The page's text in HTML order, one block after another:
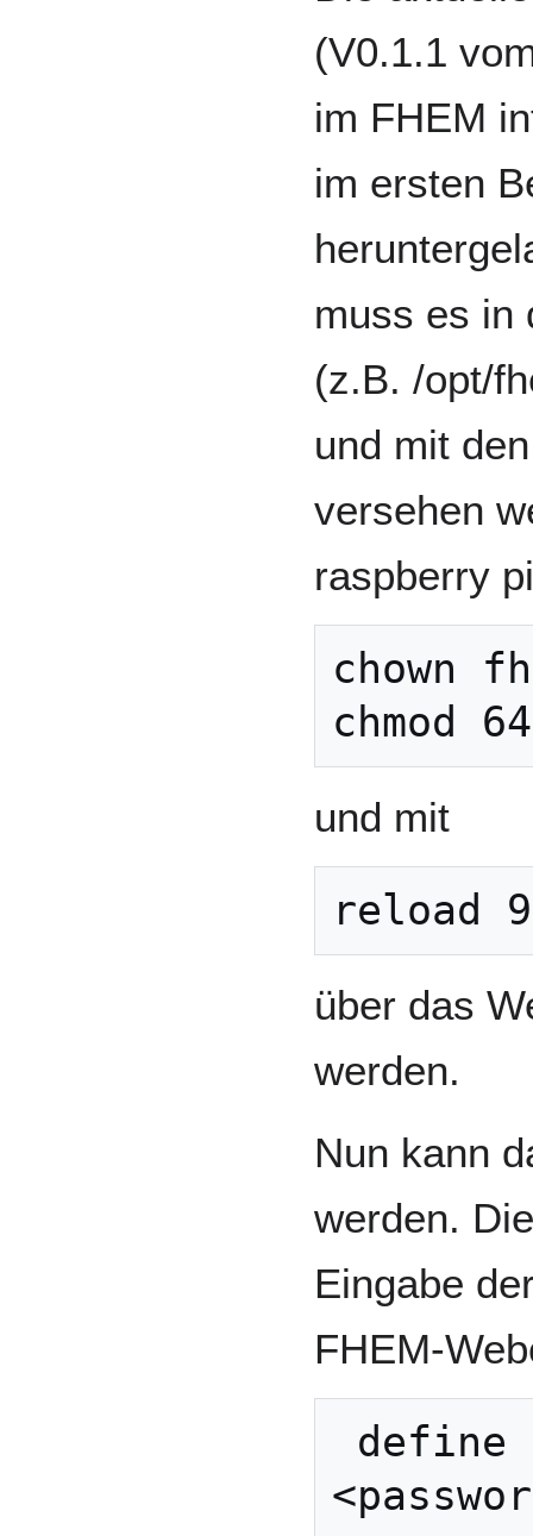
(V0.1.1
im FHEM
im ersten
muss es in
(z.B. /opt/
und mit
versehen
raspberry
chown
und mit
über das
werden.
Nun kann
werden.
Eingabe
FHEM-